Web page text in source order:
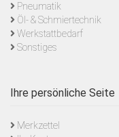
Pneumatik
Öl- & Schmiertechnik
Werkstattbedarf
Sonstiges
Ihre persönliche Seite
Merkzettel